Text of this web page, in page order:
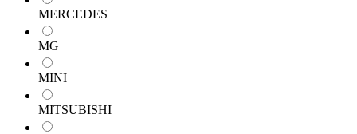
MERCEDES
MG
MINI
MITSUBISHI